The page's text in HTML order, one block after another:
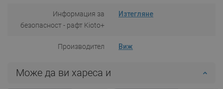
Информация за
безопасност - рафт Kioto+
Изтегляне
Производител Виж
Може да ви хареса и